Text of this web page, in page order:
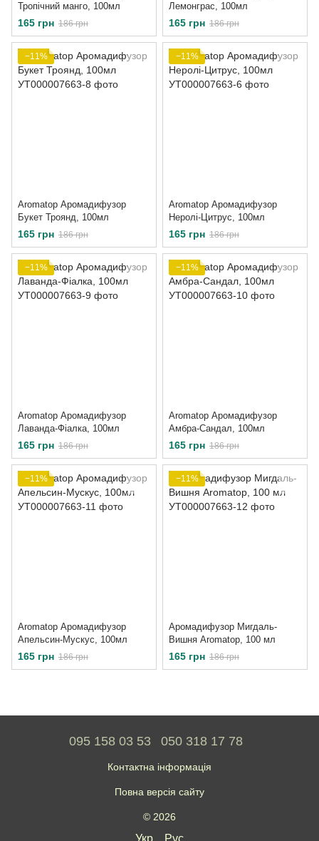
Тропічний манго, 100мл
165 грн 186 грн
Лемонграс, 100мл
165 грн 186 грн
−11%
Aromatop Аромадифузор
Букет Троянд, 100мл
165 грн 186 грн
−11%
Aromatop Аромадифузор
Неролі-Цитрус, 100мл
165 грн 186 грн
−11%
Aromatop Аромадифузор
Лаванда-Фіалка, 100мл
165 грн 186 грн
−11%
Aromatop Аромадифузор
Амбра-Сандал, 100мл
165 грн 186 грн
−11%
Aromatop Аромадифузор
Апельсин-Мускус, 100мл
165 грн 186 грн
−11%
Аромадифузор Мигдаль-
Вишня Aromatop, 100 мл
165 грн 186 грн
095 158 03 53 050 318 17 78
Контактна інформація
Повна версія сайту
© 2026
Укр Рус